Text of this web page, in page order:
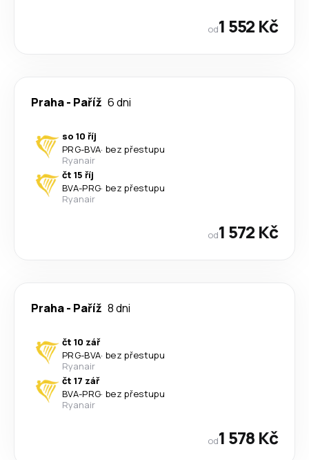
od1 552 Kč
Praha- Paříž 6 dni
so 10 říj
PRG-BVA· bez přestupu
Ryanair
čt 15 říj
BVA-PRG· bez přestupu
Ryanair
od1 572 Kč
Praha- Paříž 8 dni
čt 10 zář
PRG-BVA· bez přestupu
Ryanair
čt 17 zář
BVA-PRG· bez přestupu
Ryanair
od1 578 Kč